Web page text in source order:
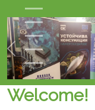
Предишно
Welcome!